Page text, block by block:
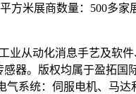
米展商数量：500多
从动化消息手艺及软件
器。版权均属于盈拓国
气系统：伺服电机、马